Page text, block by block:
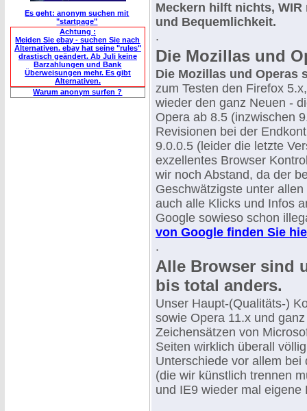
Es geht: anonym suchen mit
"startpage"
Achtung :
Meiden Sie ebay - suchen Sie nach
Alternativen. ebay hat seine "rules"
drastisch geändert. Ab Juli keine
Barzahlungen und Bank
Überweisungen mehr. Es gibt
Alternativen.
Warum anonym surfen ?
Meckern hilft nichts,
und Bequemlichkeit.
.
Die Mozillas und
Die Mozillas und Operas
zum Testen den Firefox
wieder den ganz Neuen -
Opera ab 8.5 (inzwischen
Revisionen bei der
9.0.0.5 (leider die letzte
exzellentes Browser
wir noch Abstand, da der
Geschwätzigste unter
auch alle Klicks und Infos
Google sowieso schon
von Google finden Sie
.
Alle Browser sind
bis total anders.
Unser Haupt-(Qualitäts-)
sowie Opera 11.x und
Zeichensätzen von
Seiten wirklich überall
Unterschiede vor allem
(die wir künstlich trennen
und IE9 wieder mal